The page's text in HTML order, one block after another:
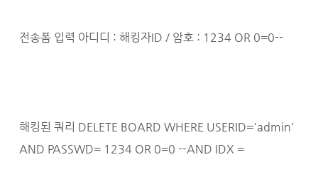
전송폼 입력 아디디 : 해킹자ID / 암호 : 1234 OR 0=0--
해킹된 쿼리 DELETE BOARD WHERE USERID='admin'
AND PASSWD= 1234 OR 0=0 --AND IDX =